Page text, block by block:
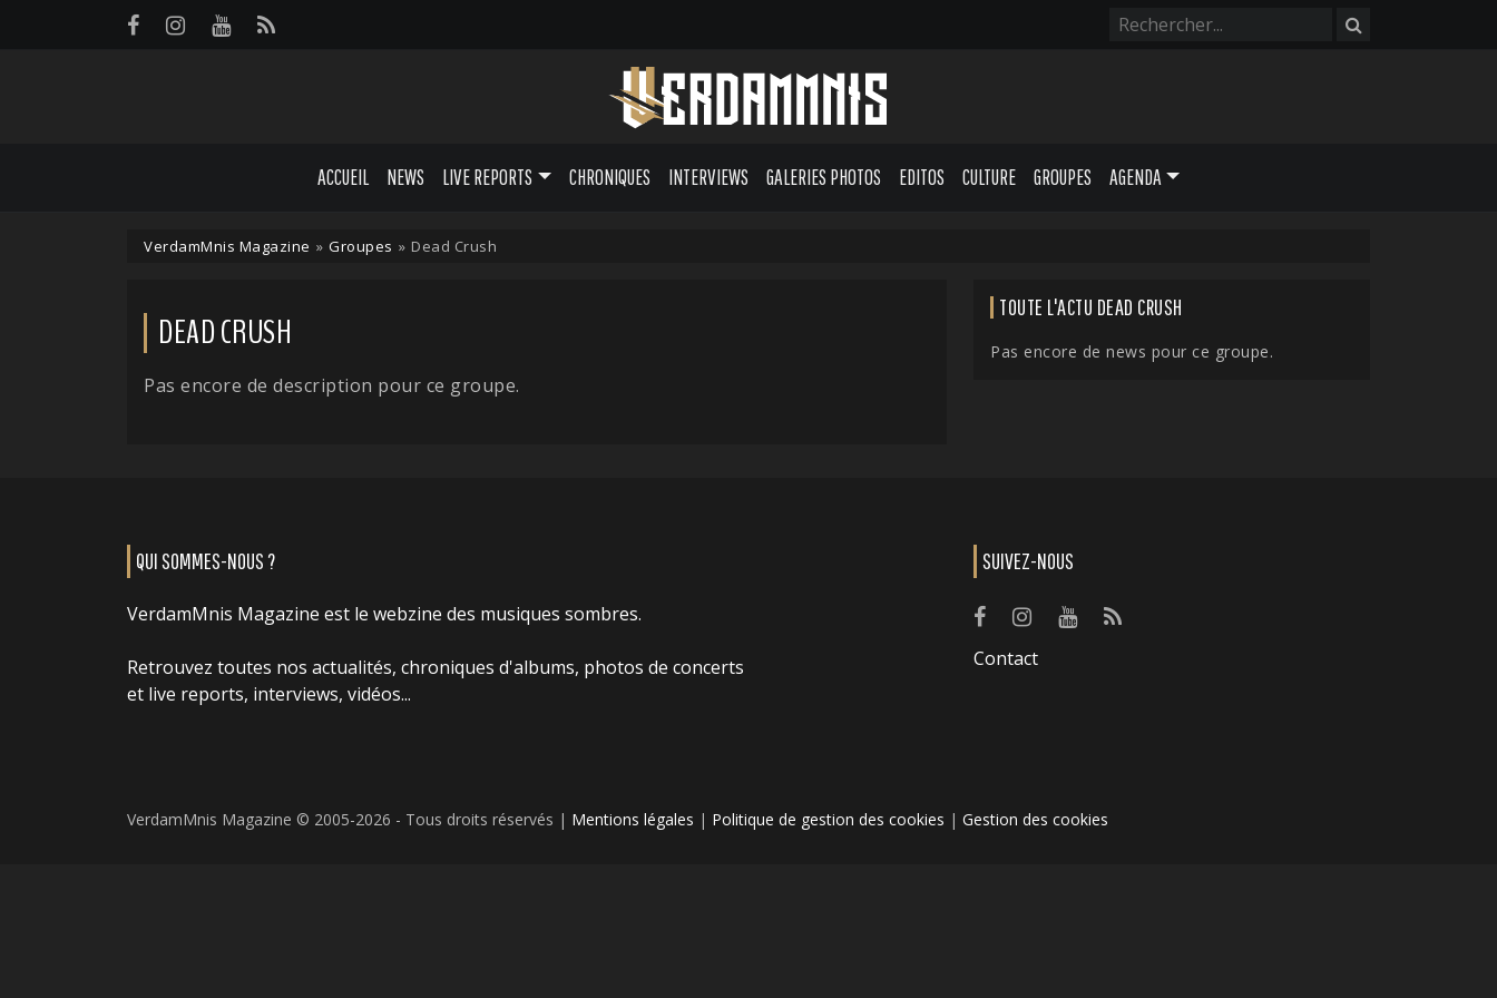
ACCUEIL NEWS LIVE REPORTS CHRONIQUES INTERVIEWS GALERIES PHOTOS EDITOS CULTURE GROUPES AGENDA
VerdamMnis Magazine » Groupes » Dead Crush
DEAD CRUSH
Pas encore de description pour ce groupe.
TOUTE L'ACTU DEAD CRUSH
Pas encore de news pour ce groupe.
QUI SOMMES-NOUS ?
VerdamMnis Magazine est le webzine des musiques sombres.
Retrouvez toutes nos actualités, chroniques d'albums, photos de concerts
et live reports, interviews, vidéos...
SUIVEZ-NOUS
Contact
VerdamMnis Magazine © 2005-2026 - Tous droits réservés | Mentions légales | Politique de gestion des cookies | Gestion des cookies
Panneau de gestion des cookies